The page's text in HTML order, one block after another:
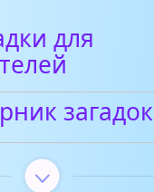
для
загадок